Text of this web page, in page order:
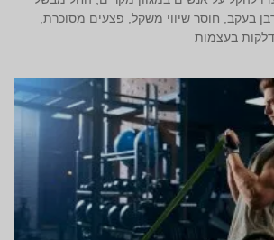
בעקב, חוסר שיווי משקל, פצעים מסוכרת,
דלקות בעצמות